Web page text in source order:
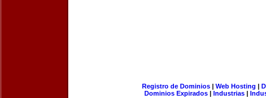
Registro de Dominios| Web Hosting |
Dominios Expirados | Industrias |